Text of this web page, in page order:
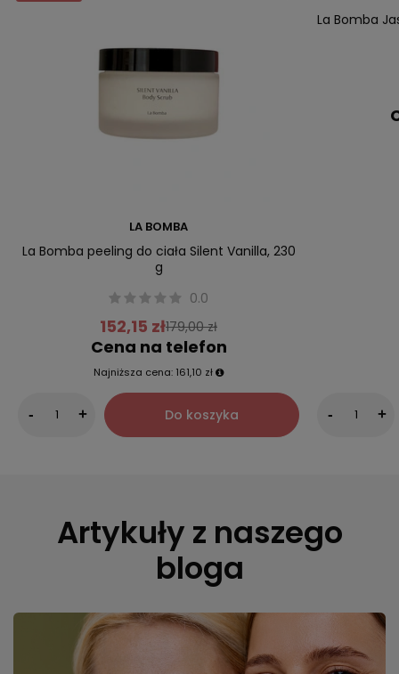
LA BOMBA
La Bomba peeling do ciała Silent Vanilla, 230
g
0.0
152,15 zł179,00 zł
Cena na telefon
Najniższa cena: 161,10 zł
- + Do koszyka
La Bomba
- +
Artykuły z naszego
bloga